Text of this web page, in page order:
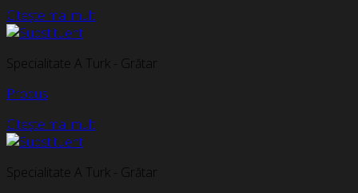
Citește mai mult
Specialitate A Turk - Grătar
Produs
Citește mai mult
Specialitate A Turk - Grătar